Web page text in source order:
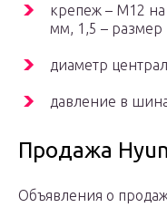
крепеж – M12
мм, 1,5 – размер
диаметр
давление в
Продажа
Объявления о